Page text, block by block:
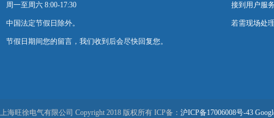
周一至周六 8:00-17:30
中国法定节假日除外。
节假日期间您的留言，我们收到后会尽快回复您。
接到用户服
若需现场处
上海旺徐电气有限公司 Copyright 2018 版权所有 ICP备： 沪ICP备17006008号-43